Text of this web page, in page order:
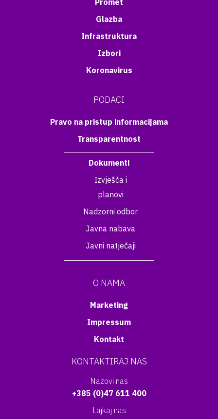
Promet
Glazba
Infrastruktura
Izbori
Koronavirus
PODACI
Pravo na pristup informacijama
Transparentnost
Dokumenti
Izvješća i
planovi
Nadzorni odbor
Javna nabava
Javni natječaji
O NAMA
Marketing
Impressum
Kontakt
KONTAKTIRAJ NAS
Nazovi nas
+385 (0)47 611 400
Lajkaj nas